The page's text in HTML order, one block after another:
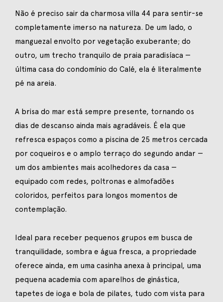
Não é preciso sair da charmosa villa 44 para sentir-se
completamente imerso na natureza. De um lado, o
manguezal envolto por vegetação exuberante; do
outro, um trecho tranquilo de praia paradisíaca —
última casa do condomínio do Calé, ela é literalmente
pé na areia.
A brisa do mar está sempre presente, tornando os
dias de descanso ainda mais agradáveis. É ela que
refresca espaços como a piscina de 25 metros cercada
por coqueiros e o amplo terraço do segundo andar —
um dos ambientes mais acolhedores da casa —
equipado com redes, poltronas e almofadões
coloridos, perfeitos para longos momentos de
contemplação.
Ideal para receber pequenos grupos em busca de
tranquilidade, sombra e água fresca, a propriedade
oferece ainda, em uma casinha anexa à principal, uma
pequena academia com aparelhos de ginástica,
tapetes de ioga e bola de pilates, tudo com vista para